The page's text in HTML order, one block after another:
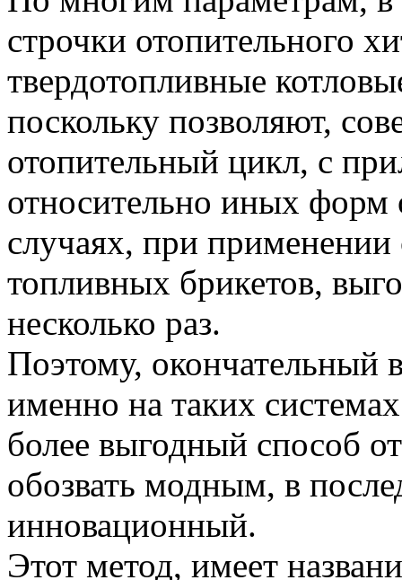
строчки отопительного
твердотопливные
поскольку позволяют,
отопительный цикл, с
относительно иных форм
случаях, при
топливных брикетов,
несколько раз.
Поэтому, окончательный
именно на таких
более выгодный способ
обозвать модным, в
инновационный.
Этот метод, имеет